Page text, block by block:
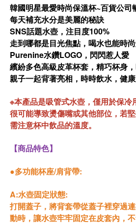
韓國明星最愛時尚保溫杯~百貨公司
每天補充水分是美麗的秘訣
SNS話題水壺，注目度100%
走到哪都是目光焦點，喝水也能時
Purenine水鑽LOGO，閃閃惹人愛
繽紛多色高級皮革杯套 ，精巧杯身
親子一起背著亮相，時時飲水，健
※本產品是吸管式水壺，僅用於保冷
很可能導致燙傷嘴或其他部位，若
需注意杯中飲品的溫度。
【商品特色】
●多功能杯座/肩背帶:
A:水壺固定狀態:
打開蓋子，將背套帶從蓋子裡穿過
動時，讓水壺牢牢固定在皮套內，不